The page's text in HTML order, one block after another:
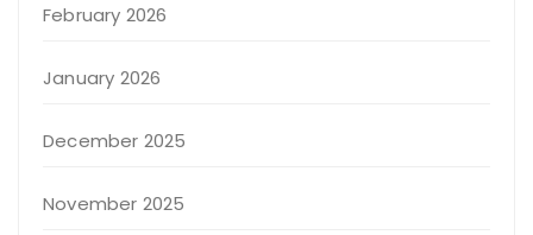
February 2026
January 2026
December 2025
November 2025